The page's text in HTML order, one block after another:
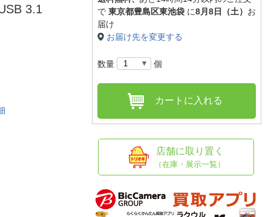
舗情報・店舗一覧
窓口
3.1
で 東京都豊島区東池袋 に8月8日（土） お
届け
お届け先を変更する
数量 個
カートに入れる
店舗に取り置く
（在庫・展示一覧）